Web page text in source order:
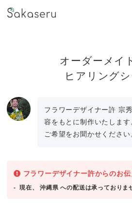
オーダーメイ
ヒアリングシ
フラワーデザイナー許 宗
容をもとに制作いたします
ご希望をお聞かせください
フラワーデザイナー許からのお
現在、 沖縄県 への配送は承っておりま